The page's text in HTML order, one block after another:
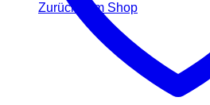
Zurück zum Shop